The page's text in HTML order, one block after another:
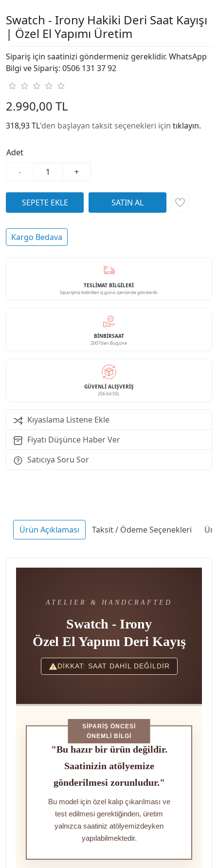
Swatch - Irony Hakiki Deri Saat Kayışı
| Özel El Yapımı Üretim
Sipariş için saatinizi göndermeniz gereklidir. WhatsApp
Bilgi ve Sipariş: 0506 131 37 92
2.990,00 TL
318,93 TL'den başlayan taksit seçenekleri için tıklayın.
Adet
-
+
Kargo Bedava
TESLİMAT BİLGİLERİ
Siparişiniz belirtilen iş günü içerisinde gönderilir.
BINBIRSAAT
2007'den Bugüne
GÜVENLI ALIŞVERIŞ
256 bit SSL
Kıyaslama Listene Ekle
Fiyatı Düşünce Haber Ver
Satıcıya Soru Sor
Ürün Açıklaması Taksit / Ödeme Seçenekleri
ATELIER & HANDCRAFTED
Swatch - Irony
Özel El Yapımı Deri Kayış
DİKKAT: SAAT DAHİL DEĞİLDİR
SIPARIŞ ÖNCESI
ÖNEMLI BILGI
"Bu hazır bir ürün değildir.
Saatinizin atölyemize
gönderilmesi zorunludur."
Bu model için özel kalıp çıkarılması ve
test edilmesi gerektiğinden, üretim
yalnızca saatiniz atölyemizdeyken
yapılabilmektedir.